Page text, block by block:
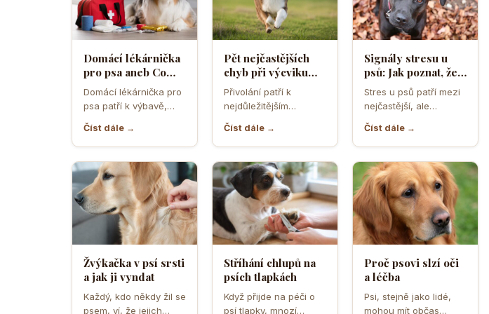
Domácí lékárnička
pro psa aneb Co
musíte mít po ruce
pro případ nouze
Domácí lékárnička pro
psa patří k výbavě,
rozhodující chvíli
ušetřit čas,…
Číst dále →
Pět nejčastějších
chyb při výcviku
přivolání které dělá
většina pejskařů
Přivolání patří k
nejdůležitějším
protože rozhoduje o
bezpečí, pohodě i o
tom,…
Číst dále →
Signály stresu u
psů: Jak poznat, že
se váš čtyřnohý
přítel necítí
komfortně
Stres u psů patří mezi
nejčastější, ale
nejpodceňovanější
problémy každodenní
péče. Může se…
Číst dále →
Žvýkačka v psí srsti
a jak ji vyndat
Každý, kdo někdy žil se
psem, ví, že jejich
Stříhání chlupů na
psích tlapkách
Když přijde na péči o
psí tlapky, mnozí
Proč psovi slzí oči
a léčba
Psi, stejně jako lidé,
mohou mít občas